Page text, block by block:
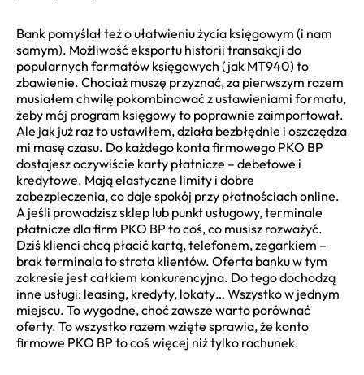
Bank pomyślał też o ułatwieniu życia księgowym (i nam
samym). Możliwość eksportu historii transakcji do
popularnych formatów księgowych (jak MT940) to
zbawienie. Chociaż muszę przyznać, za pierwszym razem
musiałem chwilę pokombinować z ustawieniami formatu,
żeby mój program księgowy to poprawnie zaimportował.
Ale jak już raz to ustawiłem, działa bezbłędnie i oszczędza
mi masę czasu. Do każdego konta firmowego PKO BP
dostajesz oczywiście karty płatnicze – debetowe i
kredytowe. Mają elastyczne limity i dobre
zabezpieczenia, co daje spokój przy płatnościach online.
A jeśli prowadzisz sklep lub punkt usługowy, terminale
płatnicze dla firm PKO BP to coś, co musisz rozważyć.
Dziś klienci chcą płacić kartą, telefonem, zegarkiem –
brak terminala to strata klientów. Oferta banku w tym
zakresie jest całkiem konkurencyjna. Do tego dochodzą
inne usługi: leasing, kredyty, lokaty… Wszystko w jednym
miejscu. To wygodne, choć zawsze warto porównać
oferty. To wszystko razem wzięte sprawia, że konto
firmowe PKO BP to coś więcej niż tylko rachunek.